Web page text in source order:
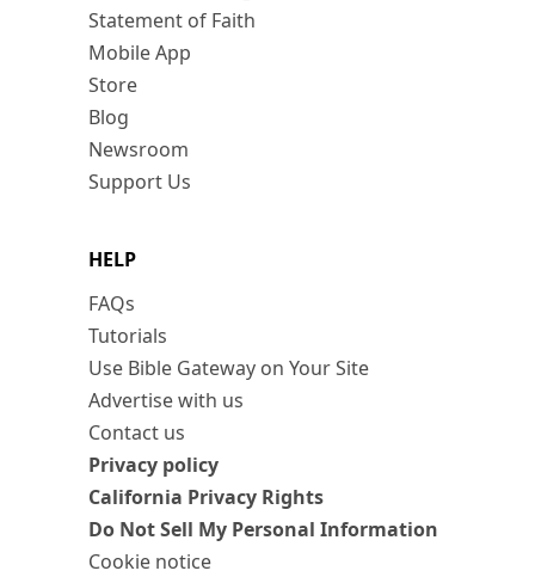
Statement of Faith
Mobile App
Store
Blog
Newsroom
Support Us
HELP
FAQs
Tutorials
Use Bible Gateway on Your Site
Advertise with us
Contact us
Privacy policy
California Privacy Rights
Do Not Sell My Personal Information
Cookie notice